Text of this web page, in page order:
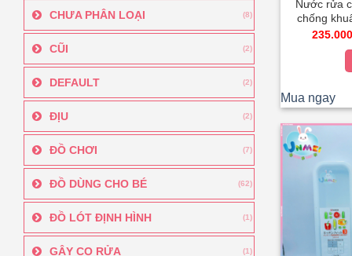
CHƯA PHÂN LOẠI (8)
CŨI (2)
DEFAULT (2)
ĐỊU (2)
ĐỒ CHƠI (7)
ĐỒ DÙNG CHO BÉ (62)
ĐỒ LÓT ĐỊNH HÌNH (1)
GẬY CỌ RỬA (1)
Nước rửa
chống
Unmei
235.000
Mua ngay